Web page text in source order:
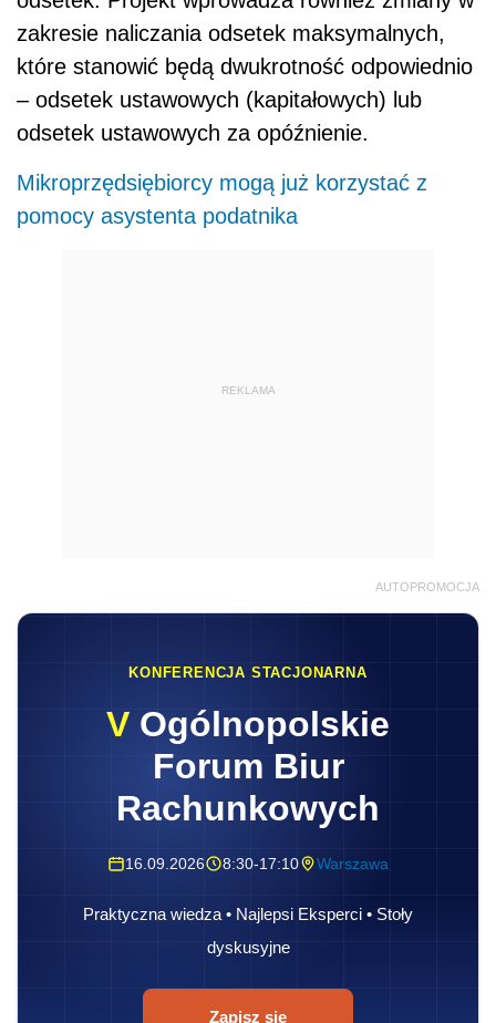
zakresie naliczania odsetek maksymalnych,
które stanowić będą dwukrotność odpowiednio
– odsetek ustawowych (kapitałowych) lub
odsetek ustawowych za opóźnienie.
Mikroprzędsiębiorcy mogą już korzystać z
pomocy asystenta podatnika
REKLAMA
AUTOPROMOCJA
KONFERENCJA STACJONARNA
V Ogólnopolskie
Forum Biur
Rachunkowych
16.09.2026 8:30-17:10 Warszawa
Praktyczna wiedza • Najlepsi Eksperci • Stoły
dyskusyjne
Zapisz się